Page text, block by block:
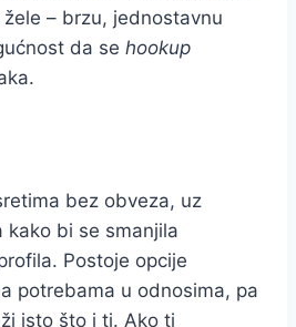
– brzu, jednostavnu
da se hookup
bez obveza, uz
kako bi se smanjila
Postoje opcije
potrebama u odnosima, pa
isto što i ti. Ako ti